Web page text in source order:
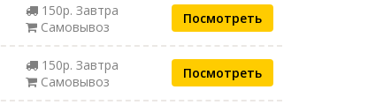
150р. Завтра
Самовывоз
Посмотреть
150р. Завтра
Самовывоз
Посмотреть